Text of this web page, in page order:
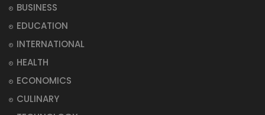
BUSINESS
EDUCATION
INTERNATIONAL
HEALTH
ECONOMICS
CULINARY